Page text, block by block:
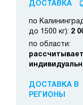
ДОСТАВКА
по
до 1500 кг): 2
по области:
ДОСТАВКА В
РЕГИОНЫ